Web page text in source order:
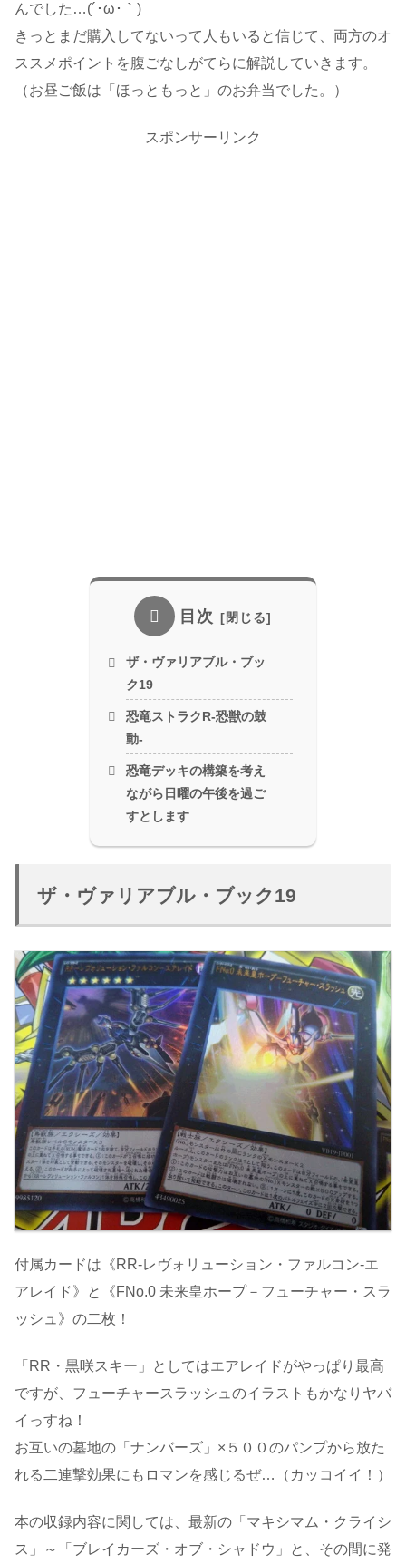
んでした…(´･ω･｀)
きっとまだ購入してないって人もいると信じて、両方のオ
ススメポイントを腹ごなしがてらに解説していきます。
（お昼ご飯は「ほっともっと」のお弁当でした。）
スポンサーリンク
目次
ザ・ヴァリアブル・ブッ
ク19
恐竜ストラクR-恐獣の鼓
動-
恐竜デッキの構築を考え
ながら日曜の午後を過ご
すとします
ザ・ヴァリアブル・ブック19
付属カードは《RR-レヴォリューション・ファルコン-エ
アレイド》と《FNo.0 未来皇ホープ－フューチャー・スラ
ッシュ》の二枚！
「RR・黒咲スキー」としてはエアレイドがやっぱり最高
ですが、フューチャースラッシュのイラストもかなりヤバ
イっすね！
お互いの墓地の「ナンバーズ」×５００のパンプから放た
れる二連撃効果にもロマンを感じるぜ…（カッコイイ！）
本の収録内容に関しては、最新の「マキシマム・クライシ
ス」～「ブレイカーズ・オブ・シャドウ」と、その間に発